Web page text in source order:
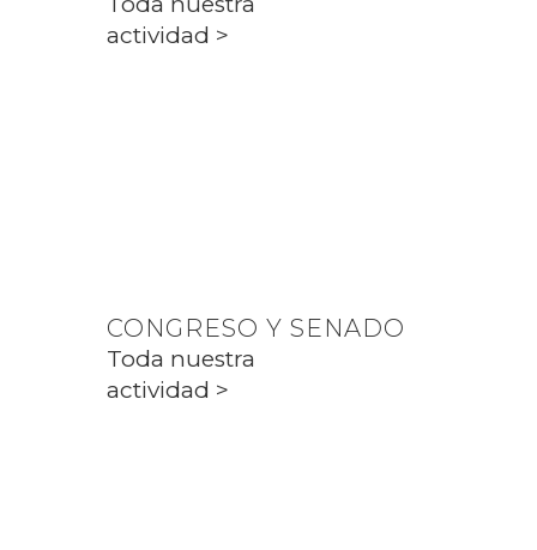
actividad >
CONGRESO Y SENADO
Toda nuestra
actividad >